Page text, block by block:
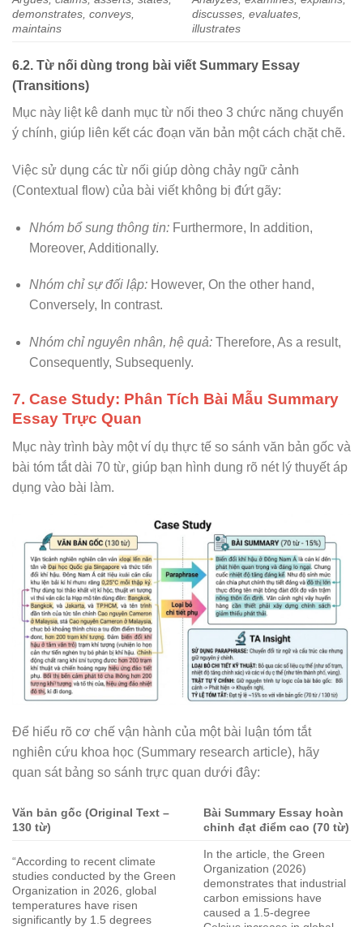
demonstrates, conveys,
maintains
discusses, evaluates,
illustrates
6.2. Từ nối dùng trong bài viết Summary Essay
(Transitions)
Mục này liệt kê danh mục từ nối theo 3 chức năng chuyển
ý chính, giúp liên kết các đoạn văn bản một cách chặt chẽ.
Việc sử dụng các từ nối giúp dòng chảy ngữ cảnh
(Contextual flow) của bài viết không bị đứt gãy:
Nhóm bổ sung thông tin:Furthermore, In addition,
Moreover, Additionally.
Nhóm chỉ sự đối lập:However, On the other hand,
Conversely, In contrast.
Nhóm chỉ nguyên nhân, hệ quả:Therefore, As a result,
Consequently, Subsequenly.
7. Case Study: Phân Tích Bài Mẫu Summary
Essay Trực Quan
Mục này trình bày một ví dụ thực tế so sánh văn bản gốc và
bài tóm tắt dài 70 từ, giúp bạn hình dung rõ nét lý thuyết áp
dụng vào bài làm.
Để hiểu rõ cơ chế vận hành của một bài luận tóm tắt
nghiên cứu khoa học (Summary research article), hãy
quan sát bảng so sánh trực quan dưới đây:
Văn bản gốc (Original Text –
130 từ)
Bài Summary Essay hoàn
chỉnh đạt điểm cao (70 từ)
“According to recent climate
studies conducted by the Green
Organization in 2026, global
temperatures have risen
significantly by 1.5 degrees
In the article, the Green
Organization (2026)
demonstrates that industrial
carbon emissions have
caused a 1.5-degree